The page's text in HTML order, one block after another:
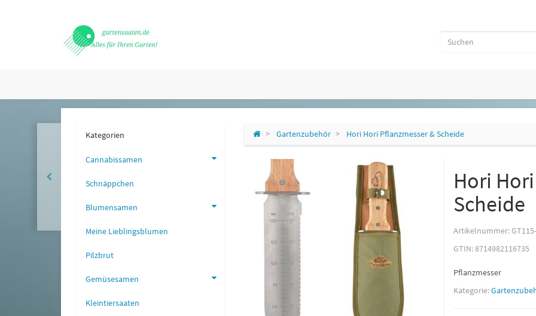
Gartenzubehör Hori Hori Pflanzmesser & Scheide
Hori
Scheide
Artikelnummer:
GTIN:8714982116735
Pflanzmesser
Kategorie:
Kategorien
Cannabissamen
Schnäppchen
Blumensamen
Meine Lieblingsblumen
Pilzbrut
Gemüsesamen
Kleintiersaaten